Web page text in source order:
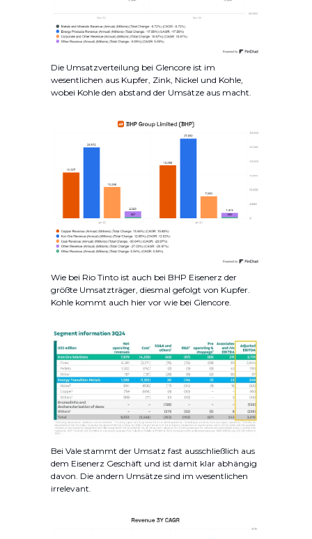
Die Umsatzverteilung bei Glencore ist im
wesentlichen aus Kupfer, Zink, Nickel und Kohle,
wobei Kohle den abstand der Umsätze aus macht.
Wie bei Rio Tinto ist auch bei BHP Eisenerz der
größte Umsatzträger, diesmal gefolgt von Kupfer.
Kohle kommt auch hier vor wie bei Glencore.
Bei Vale stammt der Umsatz fast ausschließlich aus
dem Eisenerz Geschäft und ist damit klar abhängig
davon. Die andern Umsätze sind im wesentlichen
irrelevant.